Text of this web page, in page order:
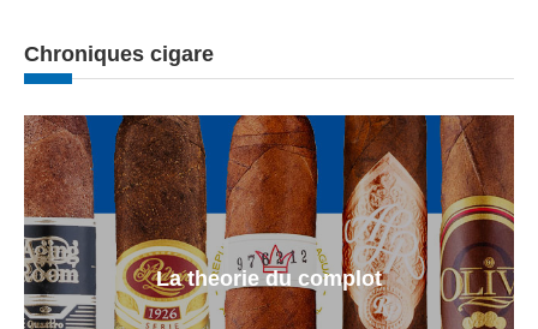
Chroniques cigare
La theorie du complot